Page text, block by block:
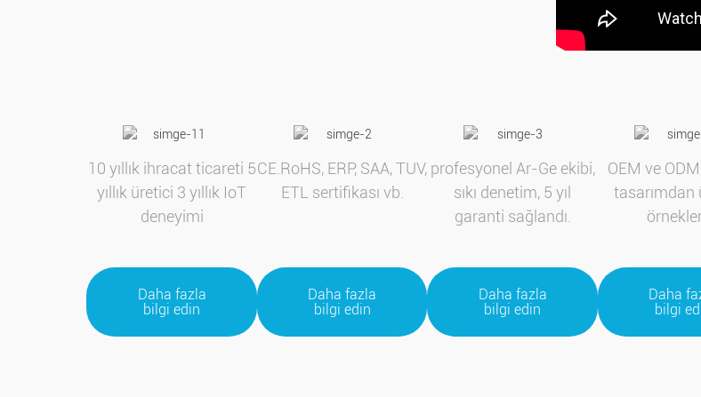
10 yıllık ihracat ticareti 5
yıllık üretici 3 yıllık IoT
deneyimi
Daha fazla
bilgi edin
CE.RoHS, ERP, SAA, TUV,
ETL sertifikası vb.
Daha fazla
bilgi edin
profesyonel Ar-Ge ekibi,
sıkı denetim, 5 yıl
garanti sağlandı.
Daha fazla
bilgi edin
OEM ve
tasarımdan
Daha
bilgi